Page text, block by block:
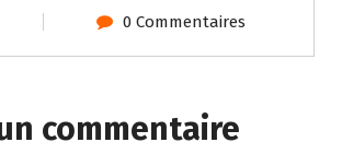
0 Commentaires
commentaire